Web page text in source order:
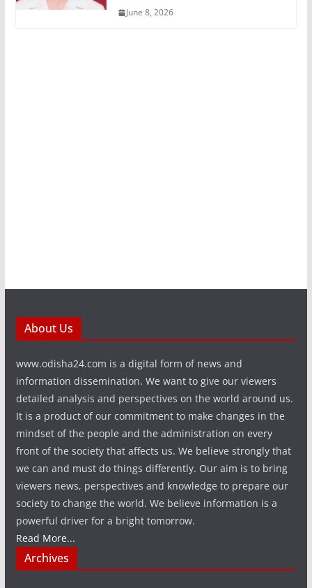
June 8, 2026
About Us
www.odisha24.com is a digital form of news and
information dissemination. We want to give our viewers
detailed analysis and perspectives on the world around us.
It is a product of our commitment to make changes in the
mindset of the people and the administration on every
front of the society that affects us. We believe strongly that
we can and must do things differently. Our aim is to bring
viewers news, perspectives and knowledge to prepare our
society to change the world. We believe information is a
powerful driver for a bright tomorrow.
Read More...
Archives